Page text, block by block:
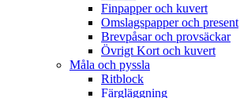
Finpapper och kuvert
Omslagspapper och present
Brevpåsar och provsäckar
Övrigt Kort och kuvert
Måla och pyssla
Ritblock
Färgläggning